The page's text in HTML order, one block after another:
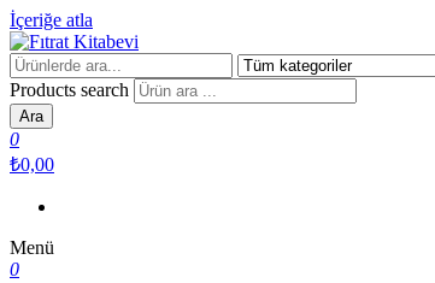
İçeriğe atla
Fıtrat Kitabevi
Oku Yaşa Anlat
Products search
Ara
0
₺0,00
Menü
0